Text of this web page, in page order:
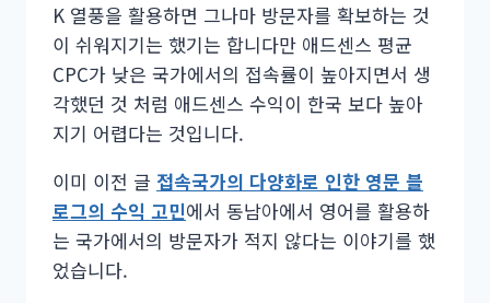
K 열풍을 활용하면 그나마 방문자를 확보하는 것
이 쉬워지기는 했기는 합니다만 애드센스 평균
CPC가 낮은 국가에서의 접속률이 높아지면서 생
각했던 것 처럼 애드센스 수익이 한국 보다 높아
지기 어렵다는 것입니다.
이미 이전 글 접속국가의 다양화로 인한 영문 블
로그의 수익 고민에서 동남아에서 영어를 활용하
는 국가에서의 방문자가 적지 않다는 이야기를 했
었습니다.